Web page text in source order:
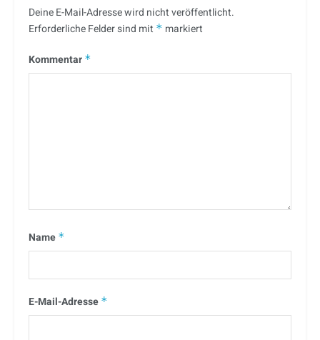
Deine E-Mail-Adresse wird nicht veröffentlicht.
Erforderliche Felder sind mit * markiert
Kommentar *
Name *
E-Mail-Adresse *